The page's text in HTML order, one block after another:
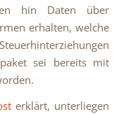
hin Daten über
erhalten, welche
sei bereits mit
erklärt, unterliegen